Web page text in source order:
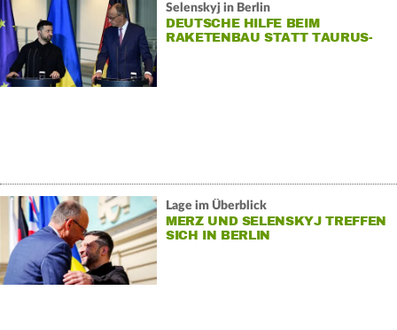
Selenskyj in Berlin
DEUTSCHE HILFE BEIM
RAKETENBAU STATT TAURUS-
Lage im Überblick
MERZ UND SELENSKYJ TREFFEN
SICH IN BERLIN